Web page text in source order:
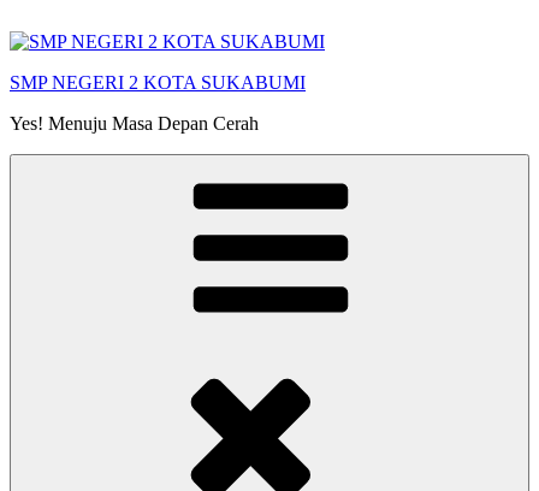
to
SMP NEGERI 2 KOTA SUKABUMI
Yes! Menuju Masa Depan Cerah